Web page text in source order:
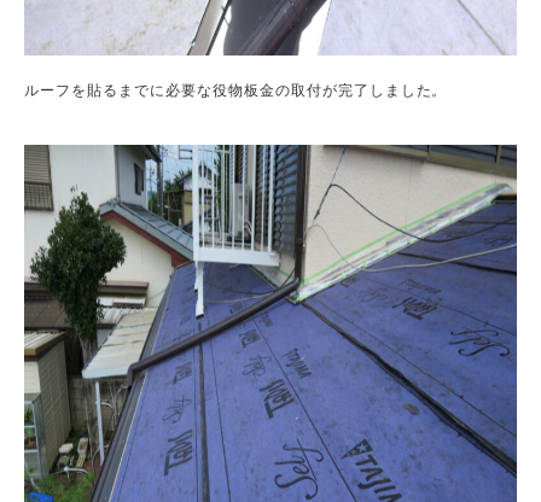
ルーフを貼るまでに必要な役物板金の取付が完了しました。